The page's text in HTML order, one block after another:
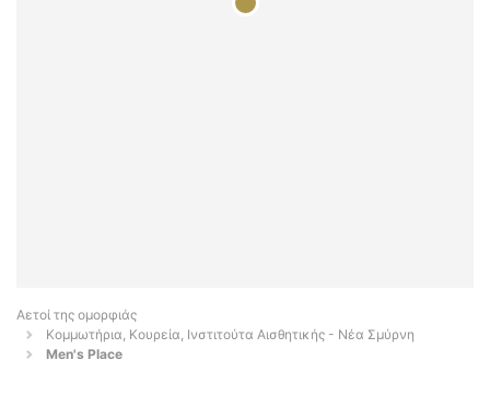
Αετοί της ομορφιάς
Κομμωτήρια, Κουρεία, Ινστιτούτα Αισθητικής - Νέα Σμύρνη
Men's Place